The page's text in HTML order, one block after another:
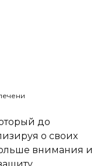
до
о своих
внимания и